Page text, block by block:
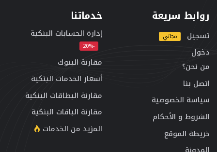
روابط سريعة
تسجيل مجاني
دخول
من نحن؟
اتصل بنا
سياسة الخصوصية
الشروط و الأحكام
خريطة الموقع
خدماتنا
إدارة الحسابات البنكية
-20%
مقارنة البنوك
أسعار الخدمات البنكية
مقارنة البطاقات البنكية
مقارنة الباقات البنكية
المزيد من الخدمات